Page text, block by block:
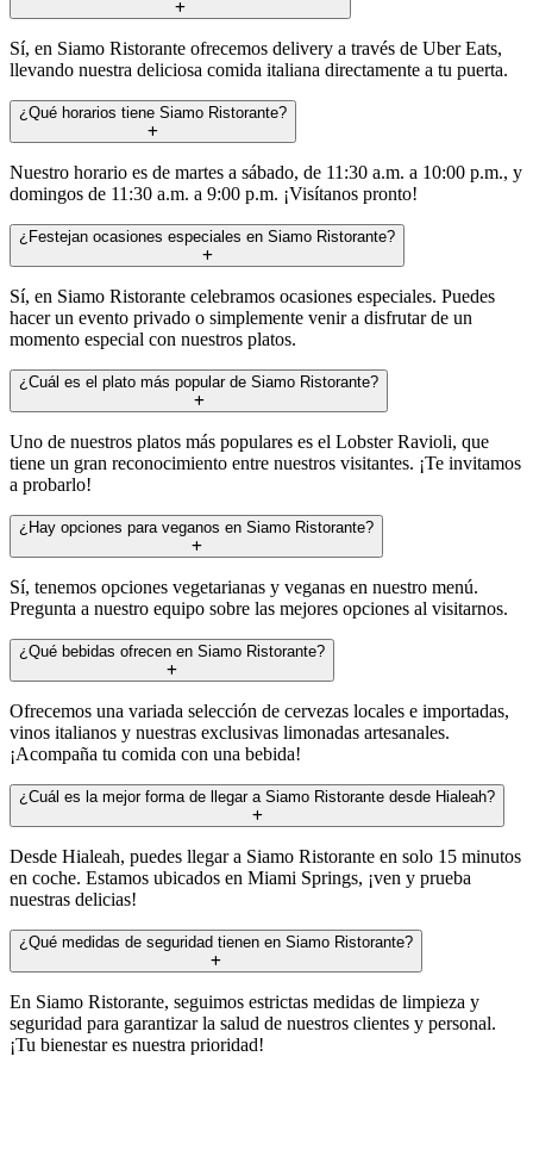
Sí, en Siamo Ristorante ofrecemos delivery a través de Uber Eats,
llevando nuestra deliciosa comida italiana directamente a tu puerta.
¿Qué horarios tiene Siamo Ristorante?
Nuestro horario es de martes a sábado, de 11:30 a.m. a 10:00 p.m., y
domingos de 11:30 a.m. a 9:00 p.m. ¡Visítanos pronto!
¿Festejan ocasiones especiales en Siamo Ristorante?
Sí, en Siamo Ristorante celebramos ocasiones especiales. Puedes
hacer un evento privado o simplemente venir a disfrutar de un
momento especial con nuestros platos.
¿Cuál es el plato más popular de Siamo Ristorante?
Uno de nuestros platos más populares es el Lobster Ravioli, que
tiene un gran reconocimiento entre nuestros visitantes. ¡Te invitamos
a probarlo!
¿Hay opciones para veganos en Siamo Ristorante?
Sí, tenemos opciones vegetarianas y veganas en nuestro menú.
Pregunta a nuestro equipo sobre las mejores opciones al visitarnos.
¿Qué bebidas ofrecen en Siamo Ristorante?
Ofrecemos una variada selección de cervezas locales e importadas,
vinos italianos y nuestras exclusivas limonadas artesanales.
¡Acompaña tu comida con una bebida!
¿Cuál es la mejor forma de llegar a Siamo Ristorante desde Hialeah?
Desde Hialeah, puedes llegar a Siamo Ristorante en solo 15 minutos
en coche. Estamos ubicados en Miami Springs, ¡ven y prueba
nuestras delicias!
¿Qué medidas de seguridad tienen en Siamo Ristorante?
En Siamo Ristorante, seguimos estrictas medidas de limpieza y
seguridad para garantizar la salud de nuestros clientes y personal.
¡Tu bienestar es nuestra prioridad!